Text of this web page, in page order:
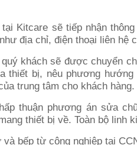
Kitcare sẽ tiếp nhận
địa chỉ, điện thoại liên hệ
khách sẽ được chuyển
thiết bị, nêu phương hướng
trung tâm cho khách hàng.
thuận phương án sửa
thiết bị về. Toàn bộ linh